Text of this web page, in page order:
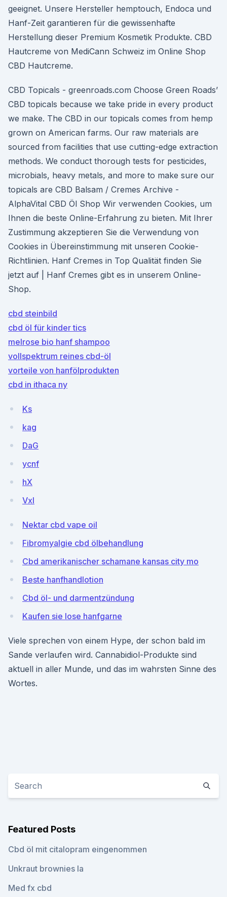
geeignet. Unsere Hersteller hemptouch, Endoca und
Hanf-Zeit garantieren für die gewissenhafte
Herstellung dieser Premium Kosmetik Produkte. CBD
Hautcreme von MediCann Schweiz im Online Shop
CBD Hautcreme.
CBD Topicals - greenroads.com Choose Green Roads’
CBD topicals because we take pride in every product
we make. The CBD in our topicals comes from hemp
grown on American farms. Our raw materials are
sourced from facilities that use cutting-edge extraction
methods. We conduct thorough tests for pesticides,
microbials, heavy metals, and more to make sure our
topicals are CBD Balsam / Cremes Archive -
AlphaVital CBD Öl Shop Wir verwenden Cookies, um
Ihnen die beste Online-Erfahrung zu bieten. Mit Ihrer
Zustimmung akzeptieren Sie die Verwendung von
Cookies in Übereinstimmung mit unseren Cookie-
Richtlinien. Hanf Cremes in Top Qualität finden Sie
jetzt auf | Hanf Cremes gibt es in unserem Online-
Shop.
cbd steinbild
cbd öl für kinder tics
melrose bio hanf shampoo
vollspektrum reines cbd-öl
vorteile von hanfölprodukten
cbd in ithaca ny
Ks
kag
DaG
ycnf
hX
Vxl
Nektar cbd vape oil
Fibromyalgie cbd ölbehandlung
Cbd amerikanischer schamane kansas city mo
Beste hanfhandlotion
Cbd öl- und darmentzündung
Kaufen sie lose hanfgarne
Viele sprechen von einem Hype, der schon bald im
Sande verlaufen wird. Cannabidiol-Produkte sind
aktuell in aller Munde, und das im wahrsten Sinne des
Wortes.
Featured Posts
Cbd öl mit citalopram eingenommen
Unkraut brownies la
Med fx cbd